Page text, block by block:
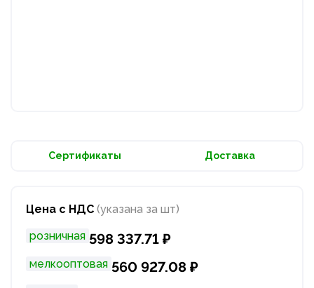
Сертификаты Доставка
Цена с НДС (указана за шт)
розничная 598 337.71 ₽
мелкооптовая 560 927.08 ₽